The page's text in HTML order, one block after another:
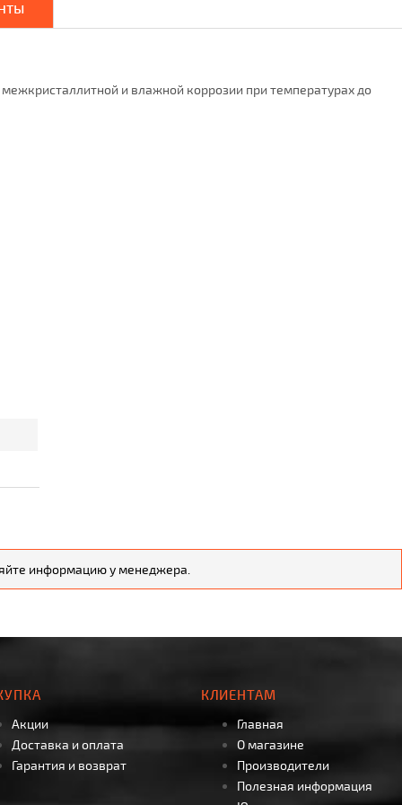
и влажной коррозии при температурах до
информацию у менеджера.
Акции
Доставка и оплата
Гарантия и возврат
КЛИЕНТАМ
Главная
О магазине
Производители
Полезная информация